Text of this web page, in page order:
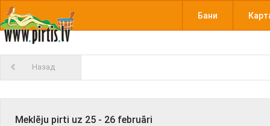
Бани
Назад
Meklēju pirti uz 25 - 26 februāri